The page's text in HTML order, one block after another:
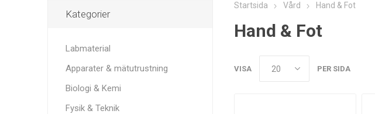
Startsida Vård Hand & Fot
Hand & Fot
VISA PER SIDA
Kategorier
Labmaterial
Apparater & mätutrustning
Biologi & Kemi
Fysik & Teknik